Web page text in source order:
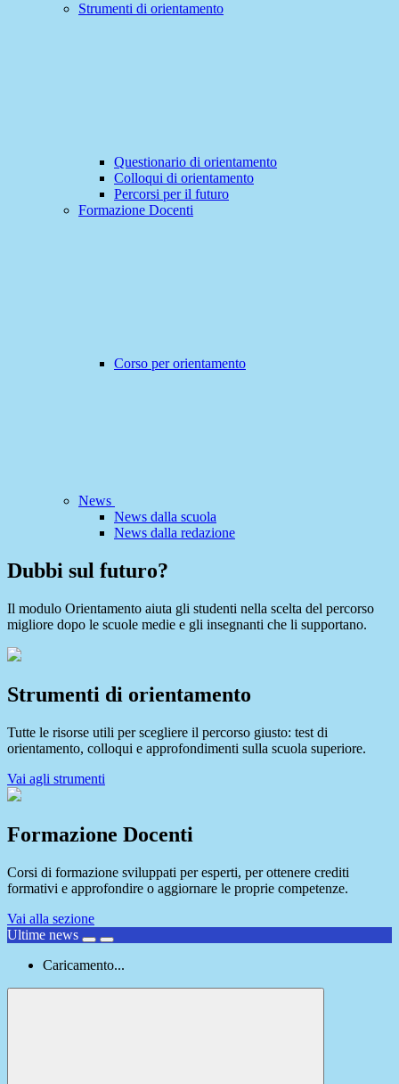
Strumenti di orientamento
Questionario di orientamento
Colloqui di orientamento
Percorsi per il futuro
Formazione Docenti
Corso per orientamento
News
News dalla scuola
News dalla redazione
Dubbi sul futuro?
Il modulo Orientamento aiuta gli studenti nella scelta del percorso
migliore dopo le scuole medie e gli insegnanti che li supportano.
Strumenti di orientamento
Tutte le risorse utili per scegliere il percorso giusto: test di
orientamento, colloqui e approfondimenti sulla scuola superiore.
Vai agli strumenti
Formazione Docenti
Corsi di formazione sviluppati per esperti, per ottenere crediti
formativi e approfondire o aggiornare le proprie competenze.
Vai alla sezione
Ultime news
Caricamento...